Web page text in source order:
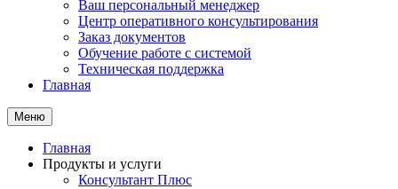
Ваш персональный менеджер
Центр оперативного консультирования
Заказ документов
Обучение работе с системой
Техническая поддержка
Главная
Меню
Главная
Продукты и услуги
Консультант Плюс